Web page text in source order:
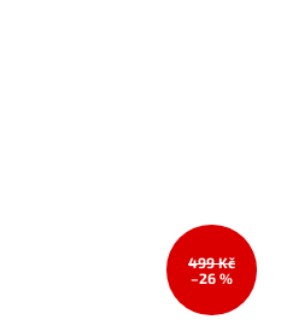
499 Kč
–26 %